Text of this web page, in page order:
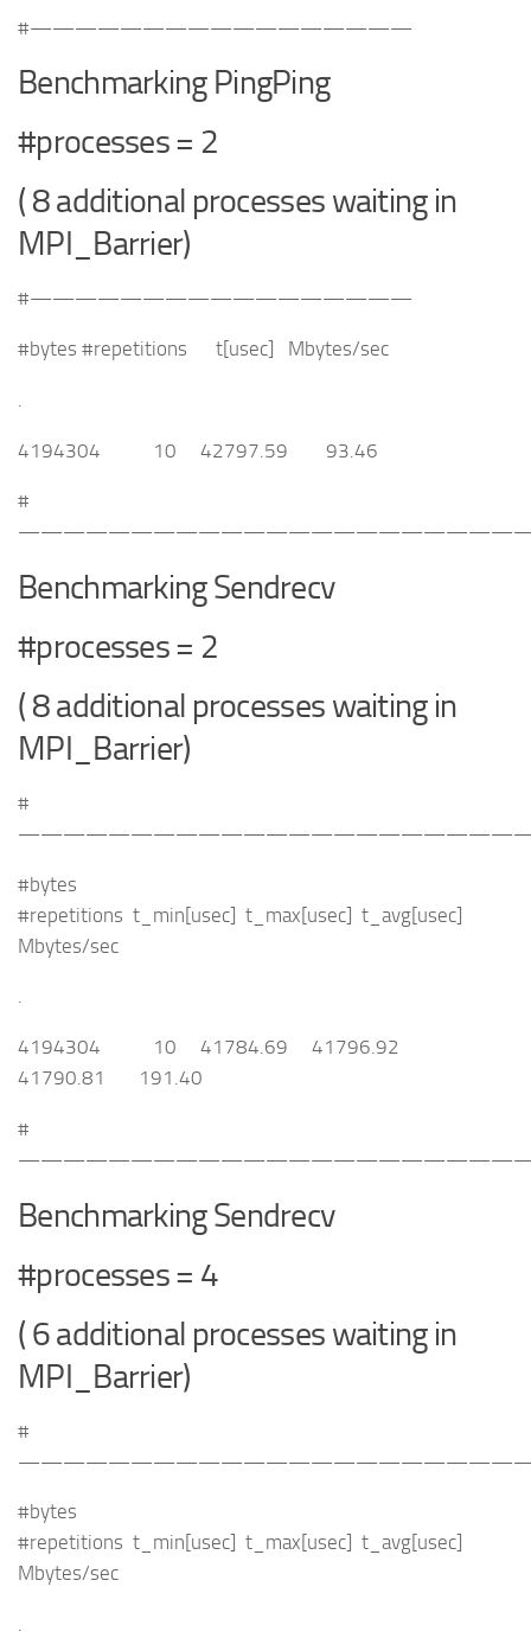
#—————————————————
Benchmarking PingPing
#processes = 2
( 8 additional processes waiting in
MPI_Barrier)
#—————————————————
#bytes #repetitions t[usec] Mbytes/sec
4194304 10 42797.59 93.46
#
Benchmarking Sendrecv
#processes = 2
( 8 additional processes waiting in
MPI_Barrier)
#
#bytes
#repetitions t_min[usec] t_max[usec] t_avg[usec]
Mbytes/sec
.
4194304 10 41784.69 41796.92
41790.81 191.40
#
Benchmarking Sendrecv
#processes = 4
( 6 additional processes waiting in
MPI_Barrier)
#
#bytes
#repetitions t_min[usec] t_max[usec] t_avg[usec]
Mbytes/sec
.